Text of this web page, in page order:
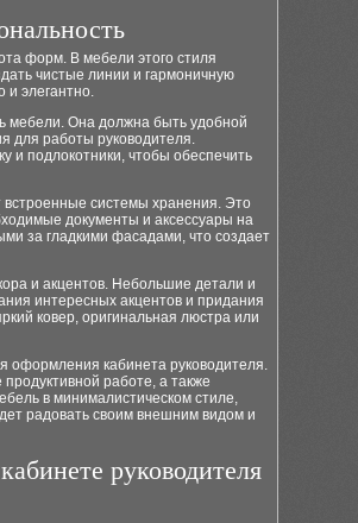
форм. В мебели этого стиля
чистые линии и гармоничную
и элегантно.
мебели. Она должна быть удобной
для работы руководителя.
и подлокотники, чтобы обеспечить
встроенные системы хранения. Это
документы и аксессуары на
за гладкими фасадами, что создает
и акцентов. Небольшие детали и
интересных акцентов и придания
ковер, оригинальная люстра или
оформления кабинета руководителя.
работе, а также
в минималистическом стиле,
радовать своим внешним видом и
руководителя